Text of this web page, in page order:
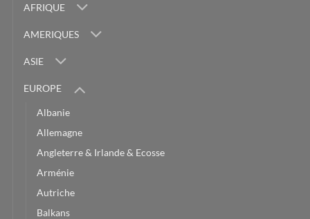
AFRIQUE
AMERIQUES
ASIE
EUROPE
Albanie
Allemagne
Angleterre & Irlande & Ecosse
Arménie
Autriche
Balkans